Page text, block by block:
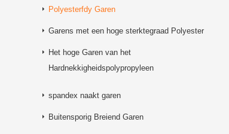
Polyesterfdy Garen
Garens met een hoge sterktegraad Polyester
Het hoge Garen van het
Hardnekkigheidspolypropyleen
spandex naakt garen
Buitensporig Breiend Garen